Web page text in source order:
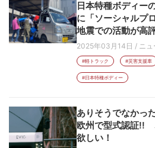
日本特種ボディー
に「ソーシャルプ
地震での活動が高
2025年03月14日 / ニュ
#軽トラック #災害支援車
#日本特種ボディー
ありそうでなかっ
欧州で型式認証!!
欲しい！